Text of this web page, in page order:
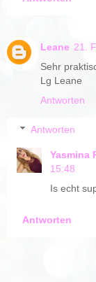
Leane 21.
Sehr
Lg Leane
Antworten
Antworten
Yasmina
15:48
Is echt
Antworten